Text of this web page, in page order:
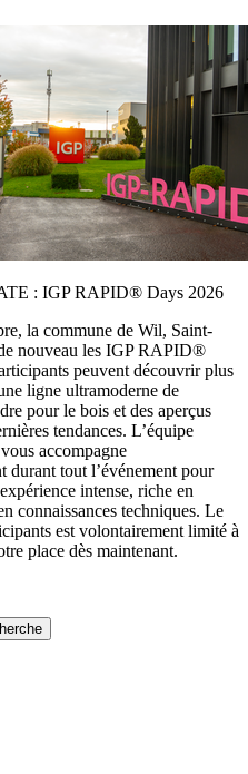
: IGP RAPID® Days 2026
la commune de Wil, Saint-
nouveau les IGP RAPID®
peuvent découvrir plus
ligne ultramoderne de
pour le bois et des aperçus
tendances. L’équipe
accompagne
durant tout l’événement pour
intense, riche en
connaissances techniques. Le
est volontairement limité à
place dès maintenant.